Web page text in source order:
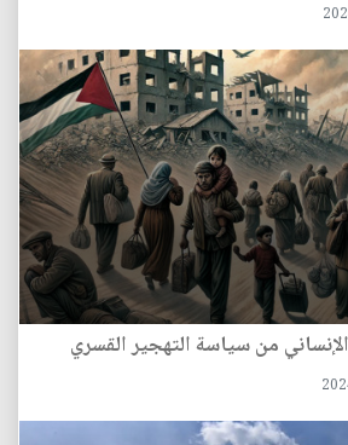
من سياسة التهجير القسري